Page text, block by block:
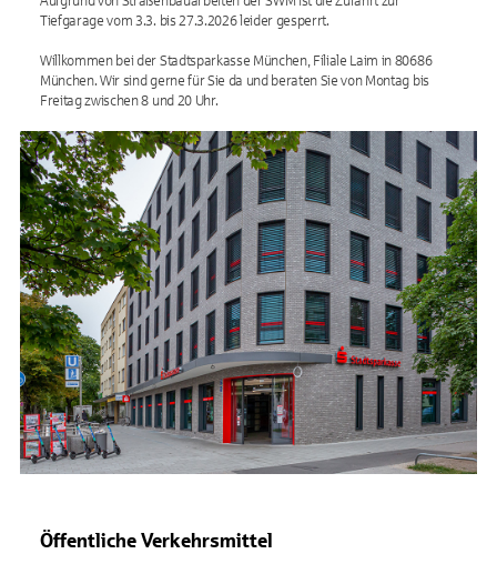
Tiefgarage vom 3.3. bis 27.3.2026 leider gesperrt.
Willkommen bei der Stadtsparkasse München, Filiale Laim in 80686
München. Wir sind gerne für Sie da und beraten Sie von Montag bis
Freitag zwischen 8 und 20 Uhr.
Öffentliche Verkehrsmittel